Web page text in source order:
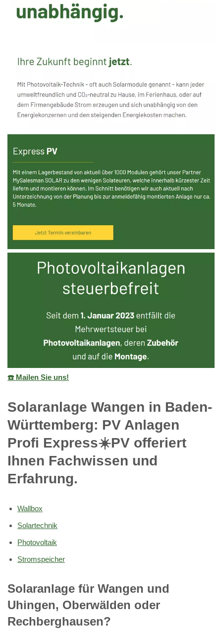
☎️ Mailen Sie uns!
Solaranlage Wangen in Baden-
Württemberg: PV Anlagen
Profi Express☀️PV️ offeriert
Ihnen Fachwissen und
Erfahrung.
Wallbox
Solartechnik
Photovoltaik
Stromspeicher
Solaranlage für Wangen und
Uhingen, Oberwälden oder
Rechberghausen?